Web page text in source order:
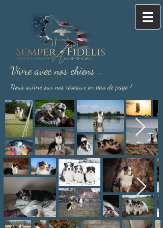
Vivre avec nos chiens ..
Nous suivre sur nos réseaux en pas de page !